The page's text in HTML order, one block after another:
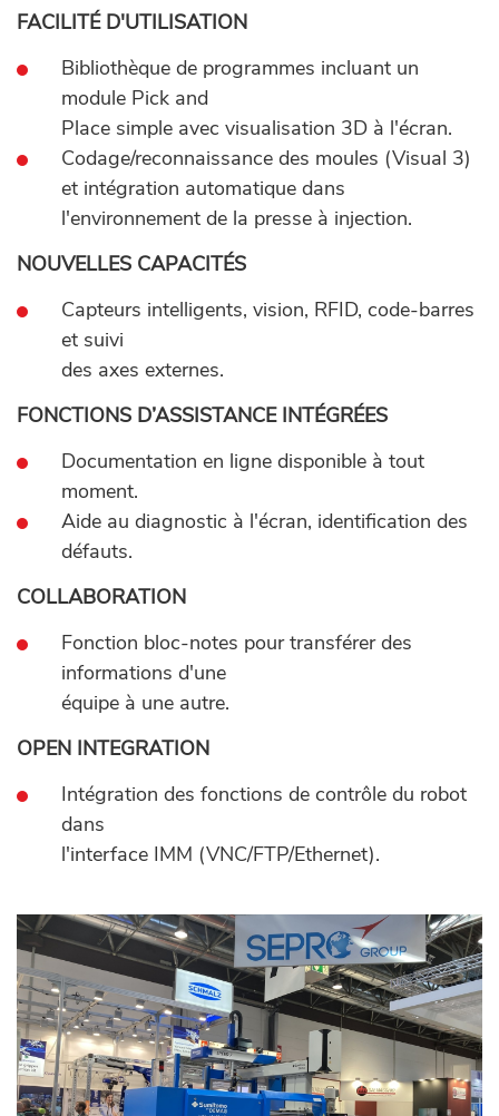
FACILITÉ D'UTILISATION
Bibliothèque de programmes incluant un
module Pick and
Place simple avec visualisation 3D à l'écran.
Codage/reconnaissance des moules (Visual 3)
et intégration automatique dans
l'environnement de la presse à injection.
NOUVELLES CAPACITÉS
Capteurs intelligents, vision, RFID, code-barres
et suivi
des axes externes.
FONCTIONS D’ASSISTANCE INTÉGRÉES
Documentation en ligne disponible à tout
moment.
Aide au diagnostic à l'écran, identification des
défauts.
COLLABORATION
Fonction bloc-notes pour transférer des
informations d'une
équipe à une autre.
OPEN INTEGRATION
Intégration des fonctions de contrôle du robot
dans
l'interface IMM (VNC/FTP/Ethernet).